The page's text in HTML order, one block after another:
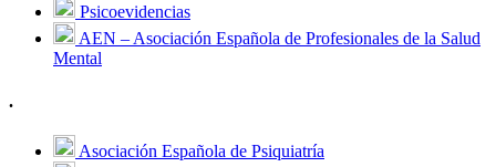
Psicoevidencias
AEN – Asociación Española de Profesionales de la Salud
Mental
.
Asociación Española de Psiquiatría